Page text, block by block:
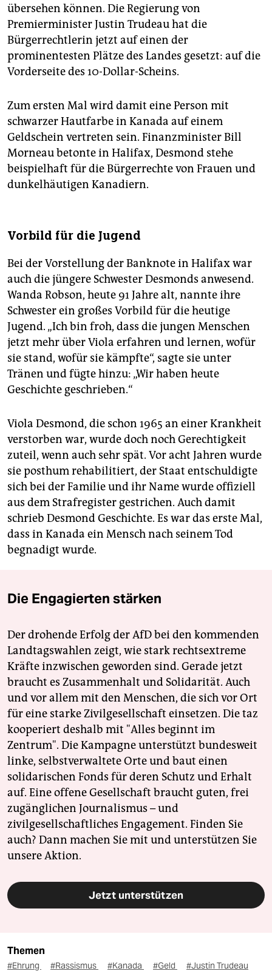
übersehen können. Die Regierung von
Premierminister Justin Trudeau hat die
Bürgerrechtlerin jetzt auf einen der
prominentesten Plätze des Landes gesetzt: auf die
Vorderseite des 10-Dollar-Scheins.
Zum ersten Mal wird damit eine Person mit
schwarzer Hautfarbe in Kanada auf einem
Geldschein vertreten sein. Finanzminister Bill
Morneau betonte in Halifax, Desmond stehe
beispielhaft für die Bürgerrechte von Frauen und
dunkelhäutigen Kanadiern.
Vorbild für die Jugend
Bei der Vorstellung der Banknote in Halifax war
auch die jüngere Schwester Desmonds anwesend.
Wanda Robson, heute 91 Jahre alt, nannte ihre
Schwester ein großes Vorbild für die heutige
Jugend. „Ich bin froh, dass die jungen Menschen
jetzt mehr über Viola erfahren und lernen, wofür
sie stand, wofür sie kämpfte“, sagte sie unter
Tränen und fügte hinzu: „Wir haben heute
Geschichte geschrieben.“
Viola Desmond, die schon 1965 an einer Krankheit
verstorben war, wurde doch noch Gerechtigkeit
zuteil, wenn auch sehr spät. Vor acht Jahren wurde
sie posthum rehabilitiert, der Staat entschuldigte
sich bei der Familie und ihr Name wurde offiziell
aus dem Strafregister gestrichen. Auch damit
schrieb Desmond Geschichte. Es war das erste Mal,
dass in Kanada ein Mensch nach seinem Tod
begnadigt wurde.
Die Engagierten stärken
Der drohende Erfolg der AfD bei den kommenden
Landtagswahlen zeigt, wie stark rechtsextreme
Kräfte inzwischen geworden sind. Gerade jetzt
braucht es Zusammenhalt und Solidarität. Auch
und vor allem mit den Menschen, die sich vor Ort
für eine starke Zivilgesellschaft einsetzen. Die taz
kooperiert deshalb mit "Alles beginnt im
Zentrum". Die Kampagne unterstützt bundesweit
linke, selbstverwaltete Orte und baut einen
solidarischen Fonds für deren Schutz und Erhalt
auf. Eine offene Gesellschaft braucht guten, frei
zugänglichen Journalismus – und
zivilgesellschaftliches Engagement. Finden Sie
auch? Dann machen Sie mit und unterstützen Sie
unsere Aktion.
Jetzt unterstützen
Themen
#Ehrung #Rassismus #Kanada #Geld #Justin Trudeau